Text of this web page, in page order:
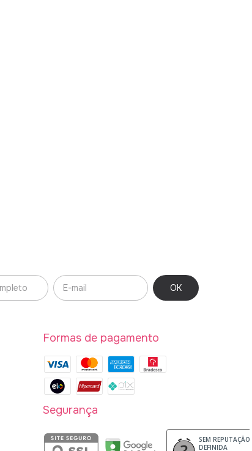
Formas de pagamento
Segurança
SEM REPUTAÇÃO
DEFINIDA